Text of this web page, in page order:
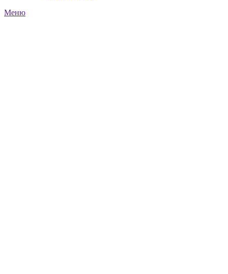
Меню